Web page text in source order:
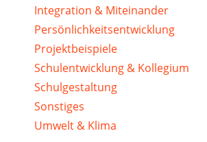
Integration & Miteinander
Persönlichkeitsentwicklung
Projektbeispiele
Schulentwicklung & Kollegium
Schulgestaltung
Sonstiges
Umwelt & Klima